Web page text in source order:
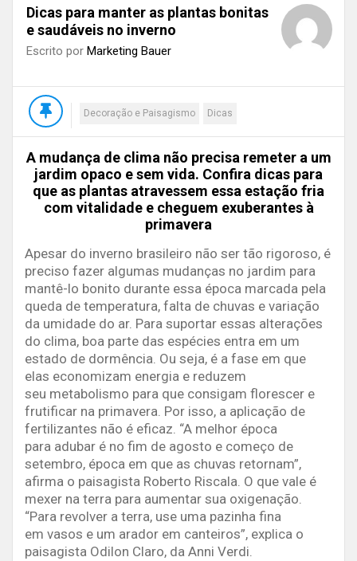
Dicas para manter as plantas bonitas
e saudáveis no inverno
Escrito por Marketing Bauer
Decoração e Paisagismo Dicas
A mudança de clima não precisa remeter a um
jardim opaco e sem vida. Confira dicas para
que as plantas atravessem essa estação fria
com vitalidade e cheguem exuberantes à
primavera
Apesar do inverno brasileiro não ser tão rigoroso, é
preciso fazer algumas mudanças no jardim para
mantê-lo bonito durante essa época marcada pela
queda de temperatura, falta de chuvas e variação
da umidade do ar. Para suportar essas alterações
do clima, boa parte das espécies entra em um
estado de dormência. Ou seja, é a fase em que
elas economizam energia e reduzem
seu metabolismo para que consigam florescer e
frutificar na primavera. Por isso, a aplicação de
fertilizantes não é eficaz. “A melhor época
para adubar é no fim de agosto e começo de
setembro, época em que as chuvas retornam”,
afirma o paisagista Roberto Riscala. O que vale é
mexer na terra para aumentar sua oxigenação.
“Para revolver a terra, use uma pazinha fina
em vasos e um arador em canteiros”, explica o
paisagista Odilon Claro, da Anni Verdi.